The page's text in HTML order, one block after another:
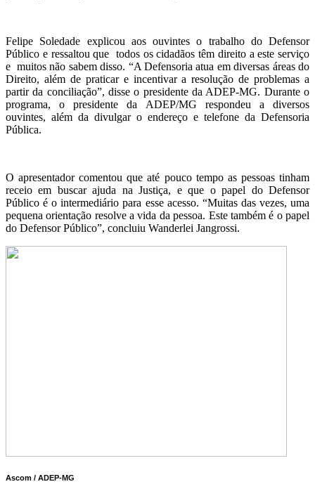
Felipe Soledade explicou aos ouvintes o trabalho do Defensor
Público e ressaltou que todos os cidadãos têm direito a este serviço
e muitos não sabem disso. “A Defensoria atua em diversas áreas do
Direito, além de praticar e incentivar a resolução de problemas a
partir da conciliação”, disse o presidente da ADEP-MG. Durante o
programa, o presidente da ADEP/MG respondeu a diversos
ouvintes, além da divulgar o endereço e telefone da Defensoria
Pública.
O apresentador comentou que até pouco tempo as pessoas tinham
receio em buscar ajuda na Justiça, e que o papel do Defensor
Público é o intermediário para esse acesso. “Muitas das vezes, uma
pequena orientação resolve a vida da pessoa. Este também é o papel
do Defensor Público”, concluiu Wanderlei Jangrossi.
Ascom / ADEP-MG